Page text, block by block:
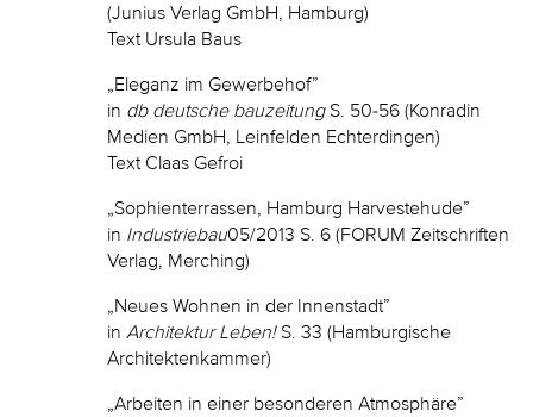
(Junius Verlag GmbH, Hamburg)
Text Ursula Baus
„Eleganz im Gewerbehof”
in db deutsche bauzeitungS. 50-56 (Konradin
Medien GmbH, Leinfelden Echterdingen)
Text Claas Gefroi
„Sophienterrassen, Hamburg Harvestehude”
in Industriebau05/2013 S. 6 (FORUM Zeitschriften
Verlag, Merching)
„Neues Wohnen in der Innenstadt”
in Architektur Leben!S. 33 (Hamburgische
Architektenkammer)
„Arbeiten in einer besonderen Atmosphäre”